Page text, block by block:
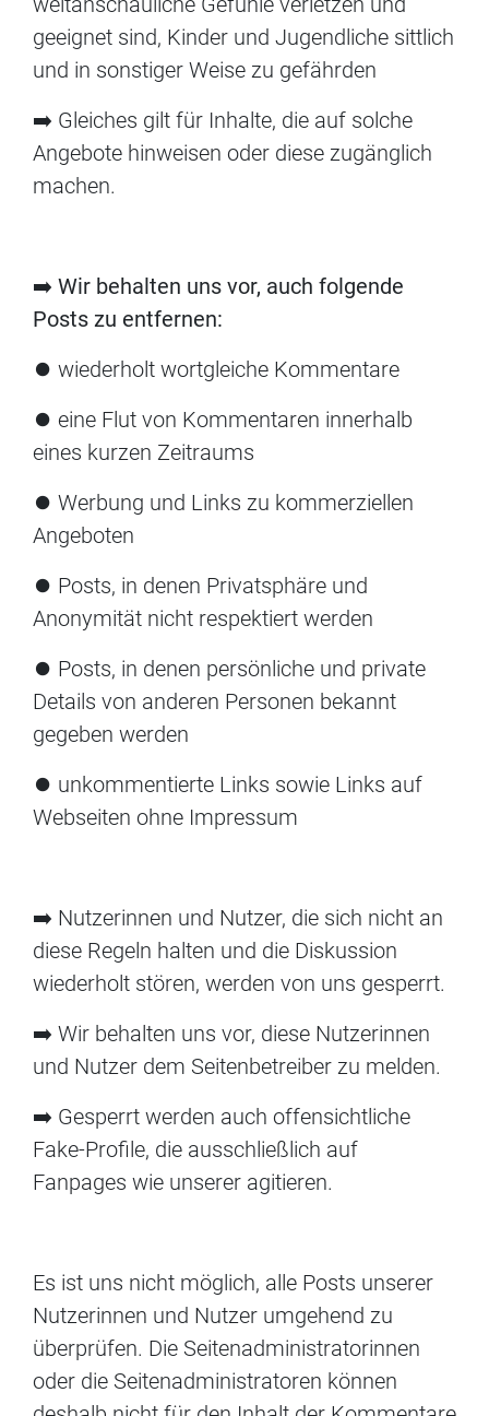
geeignet sind, Kinder und Jugendliche sittlich
und in sonstiger Weise zu gefährden
➡️ Gleiches gilt für Inhalte, die auf solche
Angebote hinweisen oder diese zugänglich
machen.
➡️ Wir behalten uns vor, auch folgende
Posts zu entfernen:
⏺ wiederholt wortgleiche Kommentare
⏺ eine Flut von Kommentaren innerhalb
eines kurzen Zeitraums
⏺ Werbung und Links zu kommerziellen
Angeboten
⏺ Posts, in denen Privatsphäre und
Anonymität nicht respektiert werden
⏺ Posts, in denen persönliche und private
Details von anderen Personen bekannt
gegeben werden
⏺ unkommentierte Links sowie Links auf
Webseiten ohne Impressum
➡️ Nutzerinnen und Nutzer, die sich nicht an
diese Regeln halten und die Diskussion
wiederholt stören, werden von uns gesperrt.
➡️ Wir behalten uns vor, diese Nutzerinnen
und Nutzer dem Seitenbetreiber zu melden.
➡️ Gesperrt werden auch offensichtliche
Fake-Profile, die ausschließlich auf
Fanpages wie unserer agitieren.
Es ist uns nicht möglich, alle Posts unserer
Nutzerinnen und Nutzer umgehend zu
überprüfen. Die Seitenadministratorinnen
oder die Seitenadministratoren können